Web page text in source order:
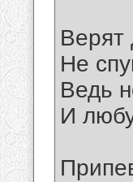
Верят
Не
Ведь
И